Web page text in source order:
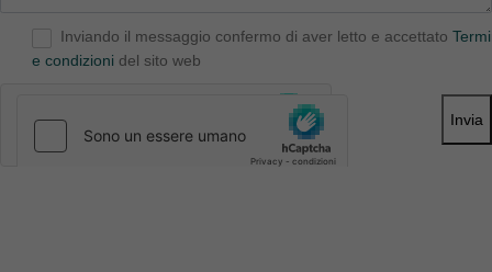
Inviando il messaggio confermo di aver letto e accettato
e condizioni del sito web
Invia